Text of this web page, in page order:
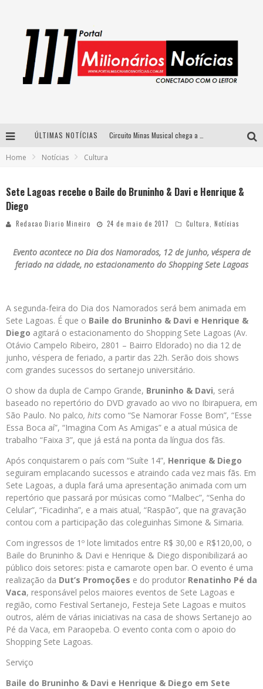
ÚLTIMAS NOTÍCIAS
Home Notícias Cultura
Sete Lagoas recebe o Baile do Bruninho & Davi e Henrique &
Diego
Redacao Diario Mineiro 24 de maio de 2017 Cultura Notícias
Evento acontece no Dia dos Namorados, 12 de junho, véspera de
feriado na cidade, no estacionamento do Shopping Sete Lagoas
A segunda-feira do Dia dos Namorados será bem animada em
Sete Lagoas. É que o Baile do Bruninho & Davi e Henrique &
Diego agitará o estacionamento do Shopping Sete Lagoas (Av.
Otávio Campelo Ribeiro, 2801 – Bairro Eldorado) no dia 12 de
junho, véspera de feriado, a partir das 22h. Serão dois shows
com grandes sucessos do sertanejo universitário.
O show da dupla de Campo Grande, Bruninho & Davi, será
baseado no repertório do DVD gravado ao vivo no Ibirapuera, em
São Paulo. No palco, hits como “Se Namorar Fosse Bom”, “Esse
Essa Boca aí”, “Imagina Com As Amigas” e a atual música de
trabalho “Faixa 3”, que já está na ponta da língua dos fãs.
Após conquistarem o país com “Suíte 14”, Henrique & Diego
seguiram emplacando sucessos e atraindo cada vez mais fãs. Em
Sete Lagoas, a dupla fará uma apresentação animada com um
repertório que passará por músicas como “Malbec”, “Senha do
Celular”, “Ficadinha”, e a mais atual, “Raspão”, que na gravação
contou com a participação das coleguinhas Simone & Simaria.
Com ingressos de 1º lote limitados entre R$ 30,00 e R$120,00, o
Baile do Bruninho & Davi e Henrique & Diego disponibilizará ao
público dois setores: pista e camarote open bar. O evento é uma
realização da Dut’s Promoções e do produtor Renatinho Pé da
Vaca, responsável pelos maiores eventos de Sete Lagoas e
região, como Festival Sertanejo, Festeja Sete Lagoas e muitos
outros, além de várias iniciativas na casa de shows Sertanejo ao
Pé da Vaca, em Paraopeba. O evento conta com o apoio do
Shopping Sete Lagoas.
Serviço
Baile do Bruninho & Davi e Henrique & Diego em Sete